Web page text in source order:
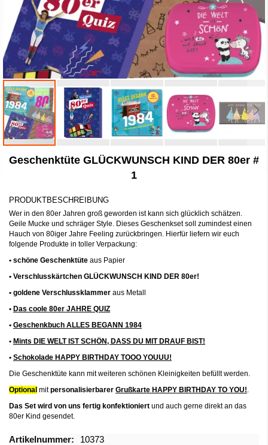
Anfang
Geschenktüte GLÜCKWUNSCH KIND DER 80er #
1
PRODUKTBESCHREIBUNG
Wer in den 80er Jahren groß geworden ist kann sich glücklich schätzen.
Geile Mucke und schräger Style. Dieses Geschenkset soll zumindest einen
Hauch von 80iger Jahre Feeling zurückbringen. Hierfür liefern wir euch
folgende Produkte in toller Verpackung:
• schöne Geschenktüte aus Papier
• Verschlusskärtchen GLÜCKWUNSCH KIND DER 80er!
• goldene Verschlussklammer aus Metall
• Das coole 80er JAHRE QUIZ
• Geschenkbuch ALLES BEGANN 1984
• Mints DIE WELT IST SCHÖN, DASS DU MIT DRAUF BIST!
• Schokolade HAPPY BIRTHDAY TOOO YOUUU!
Die Geschenktüte kann mit weiteren schönen Kleinigkeiten befüllt werden.
Optional mitpersonalisierbarer Grußkarte HAPPY BIRTHDAY TO YOU!.
Das Set wird von uns fertig konfektioniert und auch gerne direkt an das
80er Kind gesendet.
Mehr
10373